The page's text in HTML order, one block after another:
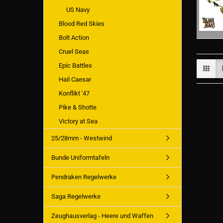
US Navy
Blood Red Skies
Bolt Action
Cruel Seas
Epic Battles
Hail Caesar
Konflikt '47
Pike & Shotte
Victory at Sea
25/28mm - Westwind
Bunde Uniformtafeln
Pendraken Regelwerke
Saga Regelwerke
Zeughausverlag - Heere und Waffen